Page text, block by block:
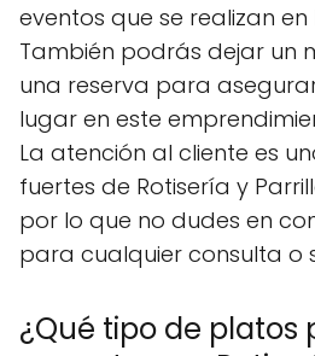
eventos que se realizan
También podrás dejar un
una reserva para
lugar en este
La atención al cliente es
fuertes de Rotisería y
por lo que no dudes en
para cualquier consulta o
¿Qué tipo de platos